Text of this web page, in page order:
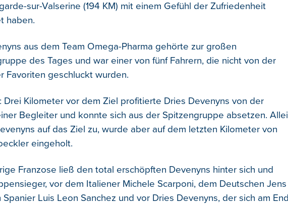
sur-Valserine (194 KM) mit einem Gefühl der Zufriedenheit
haben.
aus dem Team Omega-Pharma gehörte zur großen
des Tages und war einer von fünf Fahrern, die nicht von der
Favoriten geschluckt wurden.
Drei Kilometer vor dem Ziel profitierte Dries Devenyns von der
Begleiter und konnte sich aus der Spitzengruppe absetzen.
auf das Ziel zu, wurde aber auf dem letzten Kilometer von
eingeholt.
Franzose ließ den total erschöpften Devenyns hinter sich und
vor dem Italiener Michele Scarponi, dem Deutschen Jens
Luis Leon Sanchez und vor Dries Devenyns, der sich am